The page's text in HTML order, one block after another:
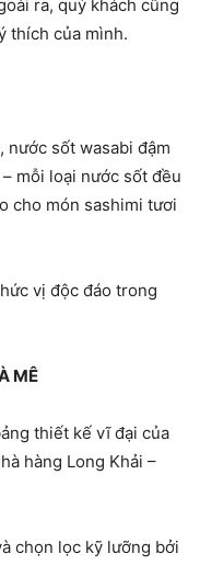
ra, quý khách cũng
thích của mình.
nước sốt wasabi đậm
mỗi loại nước sốt đều
cho món sashimi tươi
vị độc đáo trong
MÊ
thiết kế vĩ đại của
hàng Long Khải –
chọn lọc kỹ lưỡng bởi